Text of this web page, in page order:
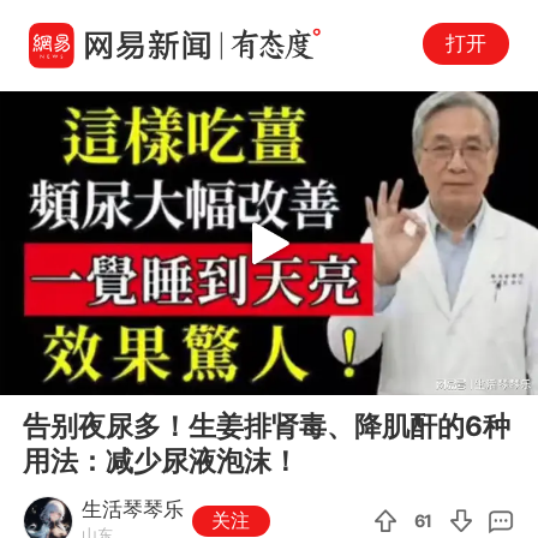
打开
00:00
Play
告别夜尿多！生姜排肾毒、降肌酐的6种
用法：减少尿液泡沫！
生活琴琴乐
山东
关注 61